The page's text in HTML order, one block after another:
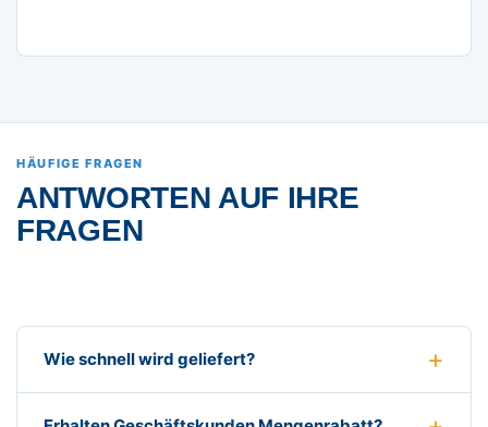
HÄUFIGE FRAGEN
ANTWORTEN AUF IHRE
FRAGEN
Wie schnell wird geliefert?